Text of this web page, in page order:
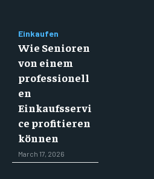
Einkaufen
Wie Senioren
von einem
professionell
en
Einkaufsservi
ce profitieren
können
March 17, 2026